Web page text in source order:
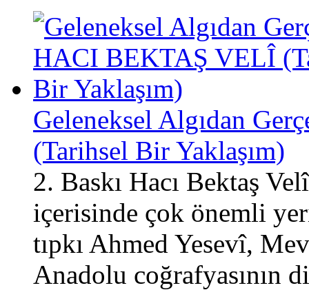
Geleneksel Algıdan
(Tarihsel Bir Yaklaşım)
2. Baskı Hacı Bektaş
içerisinde çok önemli
tıpkı Ahmed Yesevî,
Anadolu coğrafyasının